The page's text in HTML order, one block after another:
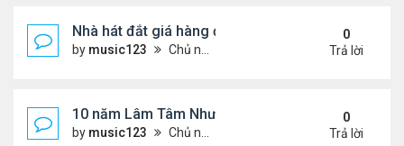
Nhà hát đắt giá hàng đầu tg ở VN
by music123 Chủ nhật Tháng 8 02, 2026 6:20 pm
0
Trả lời
10 năm Lâm Tâm Như - Hoắc Kiến Hoa
by music123 Chủ nhật Tháng 8 02, 2026 6:11 pm
0
Trả lời